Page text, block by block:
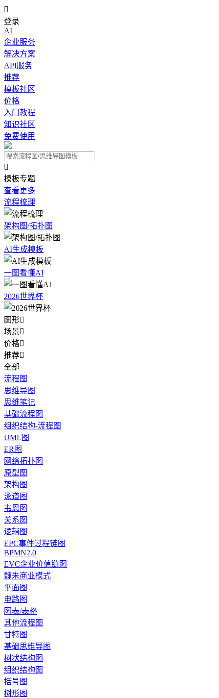

登录
AI
企业服务
解决方案
API服务
推荐
模板社区
价格
入门教程
知识社区
免费使用

模板专题
查看更多
流程梳理
架构图/拓扑图
AI生成模板
一图看懂AI
2026世界杯
图形
场景
价格
推荐
全部
流程图
思维导图
思维笔记
基础流程图
组织结构-流程图
UML图
ER图
网络拓扑图
原型图
架构图
泳道图
韦恩图
关系图
逻辑图
EPC事件过程链图
BPMN2.0
EVC企业价值链图
魏朱商业模式
平面图
电路图
图表/表格
其他流程图
甘特图
基础思维导图
树状结构图
组织结构图
括号图
树形图